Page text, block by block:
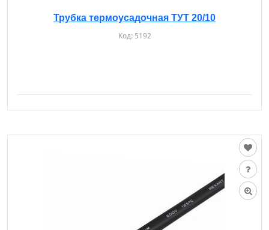
Трубка термоусадочная ТУТ 20/10
Код: 5192